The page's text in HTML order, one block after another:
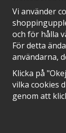
Vi använder
och för hålla
För detta
användarna,
Klicka på
vilka cookies
genom att